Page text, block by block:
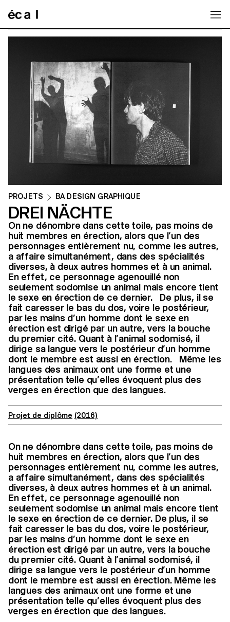
PROJETS BA DESIGN GRAPHIQUE
DREI NÄCHTE
On ne dénombre dans cette toile, pas moins de
huit membres en érection, alors que l’un des
personnages entièrement nu, comme les autres,
a affaire simultanément, dans des spécialités
diverses, à deux autres hommes et à un animal.
En effet, ce personnage agenouillé non
seulement sodomise un animal mais encore tient
le sexe en érection de ce dernier. De plus, il se
fait caresser le bas du dos, voire le postérieur,
par les mains d’un homme dont le sexe en
érection est dirigé par un autre, vers la bouche
du premier cité. Quant à l’animal sodomisé, il
dirige sa langue vers le postérieur d’un homme
dont le membre est aussi en érection. Même les
langues des animaux ont une forme et une
présentation telle qu’elles évoquent plus des
verges en érection que des langues.
Projet de diplôme (2016)
On ne dénombre dans cette toile, pas moins de
huit membres en érection, alors que l’un des
personnages entièrement nu, comme les autres,
a affaire simultanément, dans des spécialités
diverses, à deux autres hommes et à un animal.
En effet, ce personnage agenouillé non
seulement sodomise un animal mais encore tient
le sexe en érection de ce dernier. De plus, il se
fait caresser le bas du dos, voire le postérieur,
par les mains d’un homme dont le sexe en
érection est dirigé par un autre, vers la bouche
du premier cité. Quant à l’animal sodomisé, il
dirige sa langue vers le postérieur d’un homme
dont le membre est aussi en érection. Même les
langues des animaux ont une forme et une
présentation telle qu’elles évoquent plus des
verges en érection que des langues.